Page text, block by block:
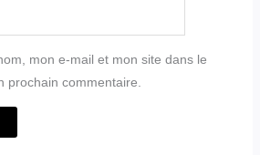
mon e-mail et mon site dans le
prochain commentaire.